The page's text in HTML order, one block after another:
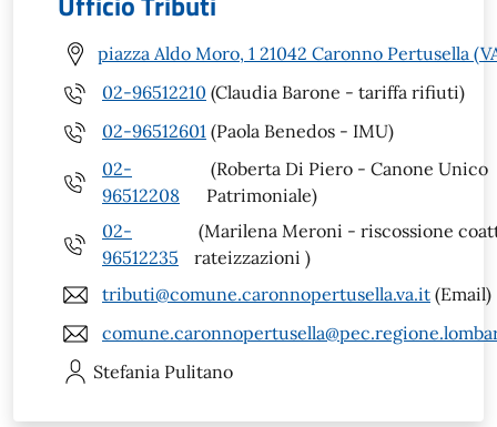
piazza Aldo Moro, 1 21042 Caronno Pertusella
02-96512210 (Claudia Barone - tariffa rifiuti)
02-96512601 (Paola Benedos - IMU)
02-
96512208
(Roberta Di Piero - Canone Unico
Patrimoniale)
02-
96512235
(Marilena Meroni - riscossione
rateizzazioni )
tributi@comune.caronnopertusella.va.it (Email)
Stefania Pulitano